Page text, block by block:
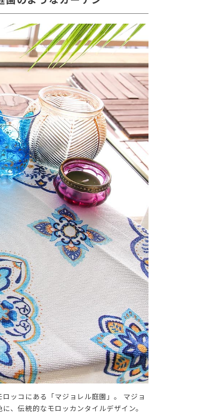
ッコにある「マジョレル庭園」。 マジョ
、伝統的なモロッカンタイルデザイン。